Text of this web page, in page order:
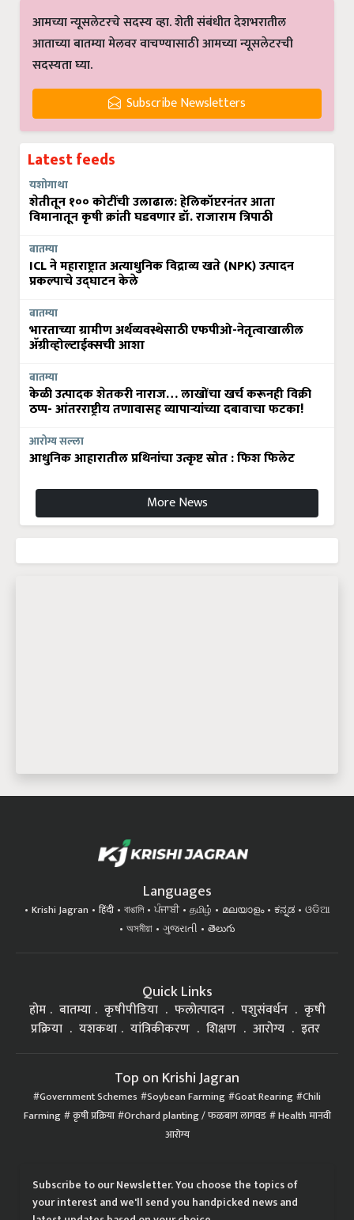
आमच्या न्यूसलेटरचे सदस्य व्हा. शेती संबंधीत देशभरातील
आताच्या बातम्या मेलवर वाचण्यासाठी आमच्या न्यूसलेटरची
सदस्यता घ्या.
Subscribe Newsletters
Latest feeds
यशोगाथा
शेतीतून १०० कोटींची उलाढाल: हेलिकॉप्टरनंतर आता
विमानातून कृषी क्रांती घडवणार डॉ. राजाराम त्रिपाठी
बातम्या
ICL ने महाराष्ट्रात अत्याधुनिक विद्राव्य खते (NPK) उत्पादन
प्रकल्पाचे उद्घाटन केले
बातम्या
भारताच्या ग्रामीण अर्थव्यवस्थेसाठी एफपीओ-नेतृत्वाखालील
अ‍ॅग्रीव्होल्टाईक्सची आशा
बातम्या
केळी उत्पादक शेतकरी नाराज… लाखोंचा खर्च करूनही विक्री
ठप्प- आंतरराष्ट्रीय तणावासह व्यापाऱ्यांच्या दबावाचा फटका!
आरोग्य सल्ला
आधुनिक आहारातील प्रथिनांचा उत्कृष्ट स्रोत : फिश फिलेट
More News
Languages
Krishi Jagran हिंदी বাঙালি ਪੰਜਾਬੀ தமிழ் മലയാളം ಕನ್ನಡ
ଓଡିଆ
অসমীয়া
ગુજરાતી తెలుగు
Quick Links
होम बातम्या कृषीपीडिया फलोत्पादन पशुसंवर्धन
कृषी
प्रक्रिया
यशकथा यांत्रिकीकरण शिक्षण आरोग्य इतर
Top on Krishi Jagran
Government Schemes Soybean Farming Goat Rearing Chili
Farming कृषी प्रक्रिया Orchard planting / फळबाग लागवड Health मानवी
आरोग्य
Subscribe to our Newsletter. You choose the topics of
your interest and we'll send you handpicked news and